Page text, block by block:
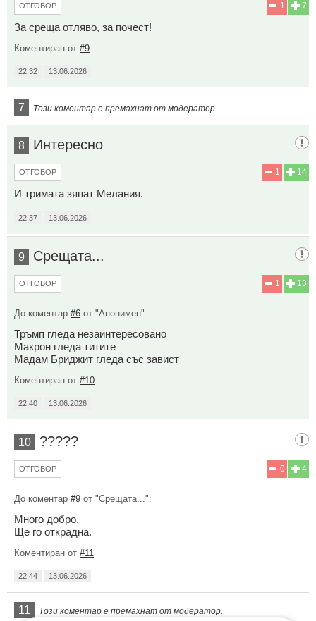
7
1
ОТГОВОР
За среща отляво, за почест!
Коментиран от #9
22:32 13.06.2026
7 Този коментар е премахнат от модератор.
8 Интересно
14
1
ОТГОВОР
И тримата зяпат Мелания.
22:37 13.06.2026
9 Срещата...
13
1
ОТГОВОР
До коментар #6 от "Анонимен":
Тръмп гледа незаинтересовано
Макрон гледа титите
Мадам Бриджит гледа със завист
Коментиран от #10
22:40 13.06.2026
10 ?????
4
0
ОТГОВОР
До коментар #9 от "Срещата...":
Много добро.
Ще го открадна.
Коментиран от #11
22:44 13.06.2026
11 Този коментар е премахнат от модератор.